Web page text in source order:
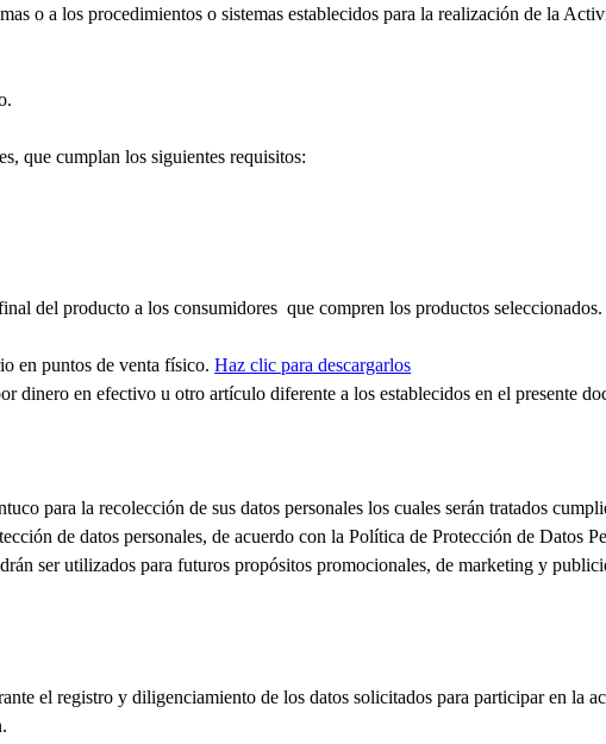
o a los procedimientos o sistemas establecidos para la realización de la
que cumplan los siguientes requisitos:
del producto a los consumidores que compren los productos seleccionados.
en puntos de venta físico.Haz clic para descargarlos
dinero en efectivo u otro artículo diferente a los establecidos en el presente
para la recolección de sus datos personales los cuales serán tratados
de datos personales, de acuerdo con la Política de Protección de Datos
ser utilizados para futuros propósitos promocionales, de marketing y
el registro y diligenciamiento de los datos solicitados para participar en la